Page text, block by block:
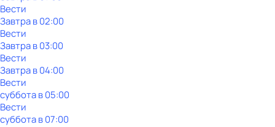
Вести
Завтра в 02:00
Вести
Завтра в 03:00
Вести
Завтра в 04:00
Вести
субботав05:00
Вести
субботав07:00